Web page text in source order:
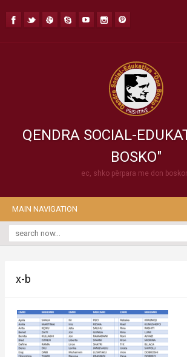
QENDRA SOCIAL-
BOSKO"
ec, shko përpara me don
MAIN NAVIGATION
x-b